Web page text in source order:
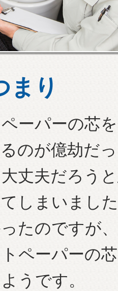
まり
ーパーの芯
のが億劫だ
丈夫だろう
しまいまし
たのですが
ペーパーの
うです。